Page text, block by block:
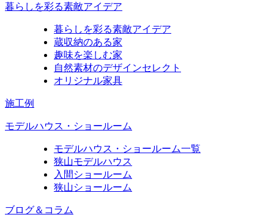
暮らしを彩る素敵アイデア
暮らしを彩る素敵アイデア
蔵収納のある家
趣味を楽しむ家
自然素材のデザインセレクト
オリジナル家具
施工例
モデルハウス・ショールーム
モデルハウス・ショールーム一覧
狭山モデルハウス
入間ショールーム
狭山ショールーム
ブログ＆コラム